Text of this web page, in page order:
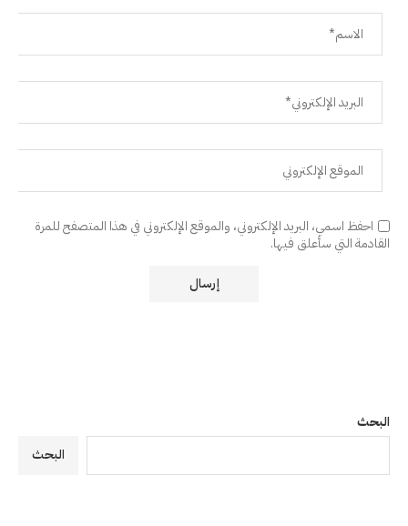
احفظ اسمي، البريد الإلكتروني، والموقع الإلكتروني في هذا المتصفح للمرة
القادمة التي سأعلق فيها.
البحث
البحث